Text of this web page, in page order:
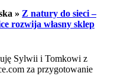
» Z natury do sieci –
rozwija własny sklep
Sylwii i Tomkowi z
za przygotowanie